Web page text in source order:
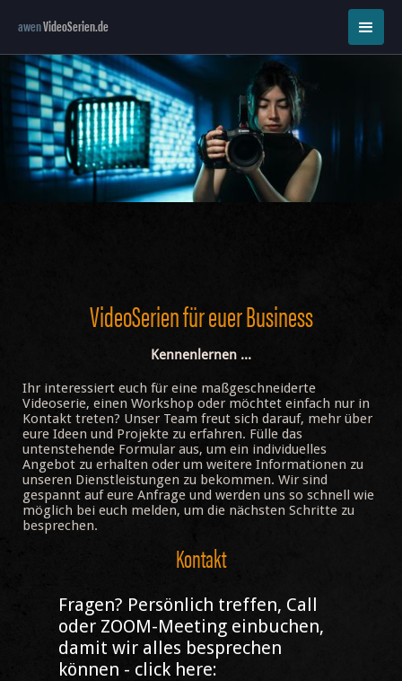
awenVideoSerien.de
VideoSerien für euer Business
Kennenlernen ...
Ihr interessiert euch für eine maßgeschneiderte
Videoserie, einen Workshop oder möchtet einfach nur in
Kontakt treten? Unser Team freut sich darauf, mehr über
eure Ideen und Projekte zu erfahren. Fülle das
untenstehende Formular aus, um ein individuelles
Angebot zu erhalten oder um weitere Informationen zu
unseren Dienstleistungen zu bekommen. Wir sind
gespannt auf eure Anfrage und werden uns so schnell wie
möglich bei euch melden, um die nächsten Schritte zu
besprechen.
Kontakt
Fragen? Persönlich treffen, Call
oder ZOOM-Meeting einbuchen,
damit wir alles besprechen
können - click here: